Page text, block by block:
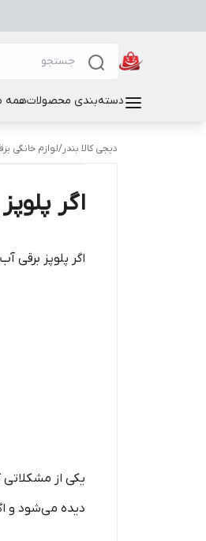
دسته‌بندی محصولاتهمه
دیجی کالا بندر/لوازم خانگی
اگر
اگر پلوپز برقی
یکی از
دیده می‌شود و